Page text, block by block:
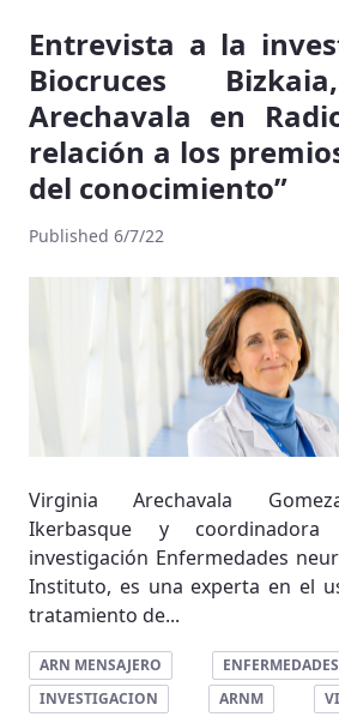
Entrevista a la
Biocruces
Arechavala en
relación a los
del conocimiento”
Published 6/7/22
Virginia Arechavala
Ikerbasque y
investigación Enfermedades
Instituto, es una experta en el
tratamiento de...
ARN MENSAJERO
INVESTIGACION
ARNM